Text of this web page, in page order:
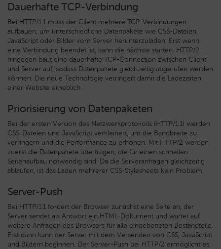
Dauerhafte TCP-Verbindung
Bei HTTP/1.1 muss der Client mehrere TCP-Verbindungen
aufbauen, um unterschiedliche Datenpakete wie CSS-Dateien,
JavaScript oder Bilder vom Server herunterzuladen. Erst wenn
eine Verbindung beendet ist, kann die nächste starten. HTTP/2
hingegen baut eine dauerhafte TCP-Connection zwischen Client
und Server auf, sodass Datenpakete gleichzeitig abgerufen werden
können. Die neue Technologie verringert damit die Ladezeiten
einer Website erheblich.
Priorisierung von Datenpaketen
Bei der ersten Version des Netzwerkprotokolls (HTTP/1.1) werden
CSS-Dateien und JavaScript verkleinert, um die Bandbreite zu
verringern und die Performance zu erhöhen. Mit HTTP/2 werden
zuerst die Datenpakete übertragen, die für einen schnellen
Seitenaufbau notwendig sind. Da die Serveranfragen gleichzeitig
ablaufen, ist das Laden mehrerer CSS-Stylesheets kein Problem.
Server-Push
Bei HTTP/1.1 fordert der Browser zunächst eine Seite an, der
Server sendet als Antwort ein HTML-Dokument und wartet auf
weitere Anfragen des Browsers für alle eingebetteten Bestandteile.
Erst dann kann der Server mit dem Versenden von CSS, JavaScript
und Bildern beginnen. Der Server-Push bei HTTP/2 ermöglicht es,